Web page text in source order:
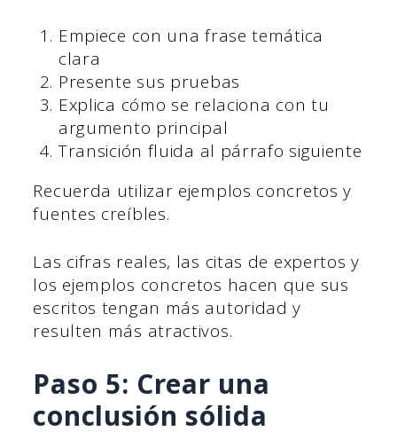
Empiece con una frase temática
clara
Presente sus pruebas
Explica cómo se relaciona con tu
argumento principal
Transición fluida al párrafo siguiente
Recuerda utilizar ejemplos concretos y
fuentes creíbles.
Las cifras reales, las citas de expertos y
los ejemplos concretos hacen que sus
escritos tengan más autoridad y
resulten más atractivos.
Paso 5: Crear una
conclusión sólida